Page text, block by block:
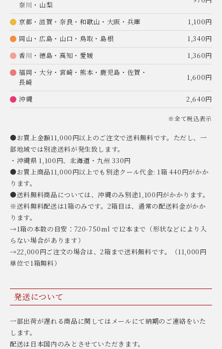
奈川・山梨
京都・滋賀・奈良・和歌山・大阪・兵庫
1,100円
岡山・広島・山口・鳥取・島根
1,340円
香川・徳島・高知・愛媛
1,360円
福岡・大分・宮崎・熊本・鹿児島・佐賀・
長崎
1,600円
沖縄 2,640円
※全て税込表示
●お買上金額11,000円以上のご注文で送料無料です。ただし、一
部地域では別途送料が発生致します。
・沖縄県 1,100円、北海道・九州 330円
●お買上商品11,000円以上でも別途クール代金: 1箱 440円がかか
ります。
●送料無料商品については、沖縄のみ別途1,100円がかかります。
※送料無料配送は1箱のみです。2箱目は、通常の配送料金がかか
ります。
→1箱の本数の目安：720-750ml で12本まで（形状などにより入
らない場合があります）
→22,000円ご注文の場合は、2箱まで送料無料です。（11,000円
単位で1箱無料）
発送について
一部出荷が遅れる商品に関してはメールにて納期のご連絡をいた
します。
配送は日本国内のみとさせていただきます。